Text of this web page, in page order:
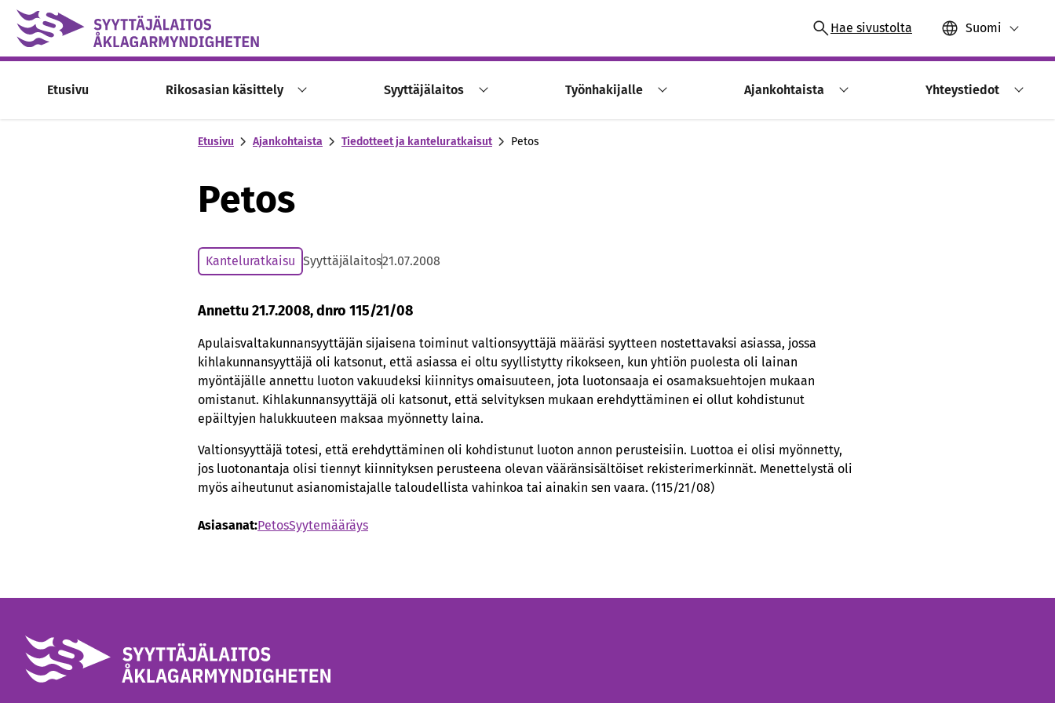
Skip to content -saavutettavuusohje
Hae sivustolta Suomi
Etusivu Rikosasian käsittely Syyttäjälaitos Työnhakijalle Ajankohtaista Yhteystiedot
Etusivu Ajankohtaista Tiedotteet ja kanteluratkaisut Petos
Petos
Kanteluratkaisu Syyttäjälaitos21.07.2008
Annettu 21.7.2008, dnro 115/21/08
Apulaisvaltakunnansyyttäjän sijaisena toiminut valtionsyyttäjä määräsi syytteen nostettavaksi asiassa, jossa
kihlakunnansyyttäjä oli katsonut, että asiassa ei oltu syyllistytty rikokseen, kun yhtiön puolesta oli lainan
myöntäjälle annettu luoton vakuudeksi kiinnitys omaisuuteen, jota luotonsaaja ei osamaksuehtojen mukaan
omistanut. Kihlakunnansyyttäjä oli katsonut, että selvityksen mukaan erehdyttäminen ei ollut kohdistunut
epäiltyjen halukkuuteen maksaa myönnetty laina.
Valtionsyyttäjä totesi, että erehdyttäminen oli kohdistunut luoton annon perusteisiin. Luottoa ei olisi myönnetty,
jos luotonantaja olisi tiennyt kiinnityksen perusteena olevan vääränsisältöiset rekisterimerkinnät. Menettelystä oli
myös aiheutunut asianomistajalle taloudellista vahinkoa tai ainakin sen vaara. (115/21/08)
Asiasanat:PetosSyytemääräys